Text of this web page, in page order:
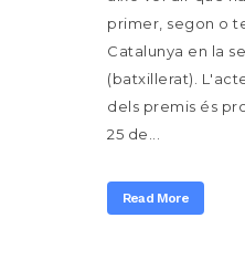
primer, segon o
Catalunya en la
(batxillerat).
dels premis és
25 de...
Read More